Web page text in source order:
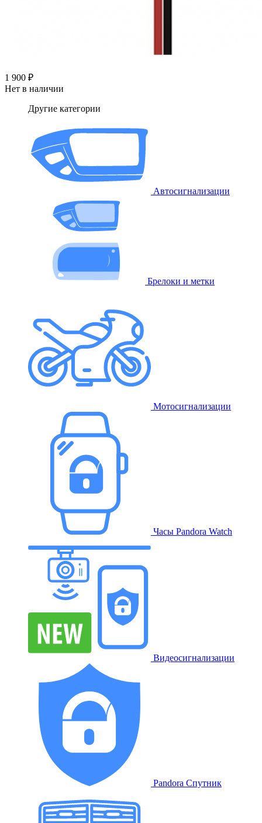
1 900 ₽
Нет в наличии
Другие категории
Автосигнализации
Брелоки и метки
Мотосигнализации
Часы Pandora Watch
Видеосигнализации
Pandora Спутник